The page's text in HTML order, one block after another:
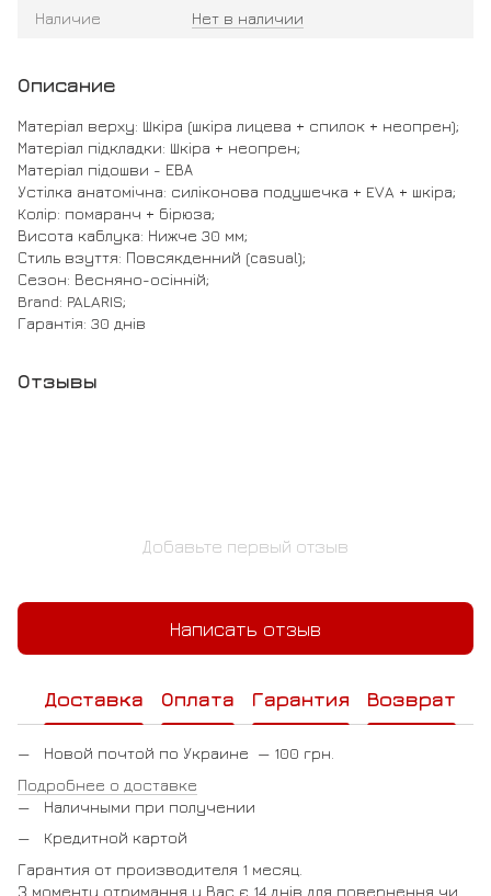
Наличие Нет в наличии
Описание
Матеріал верху: Шкіра (шкіра лицева + спилок + неопрен);
Матеріал підкладки: Шкіра + неопрен;
Матеріал підошви - ЕВА
Устілка анатомічна: силіконова подушечка + EVA + шкіра;
Колір: помаранч + бірюза;
Висота каблука: Нижче 30 мм;
Стиль взуття: Повсякденний (casual);
Сезон: Весняно-осінній;
Brand: PALARIS;
Гарантія: 30 днів
Отзывы
Добавьте первый отзыв
Написать отзыв
Доставка Оплата Гарантия Возврат
Новой почтой по Украине — 100 грн.
Подробнее о доставке
Наличными при получении
Кредитной картой
Гарантия от производителя 1 месяц.
З моменту отримання у Вас є 14 днів для повернення чи